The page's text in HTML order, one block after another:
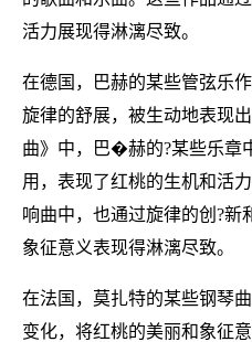
活力展现得淋漓尽致。
在德国，巴赫的某些管弦乐
旋律的舒展，被生动地表现
曲》中，巴�赫的?某些乐章
用，表现了红桃的生机和活
响曲中，也通过旋律的创?新
象征意义表现得淋漓尽致。
在法国，莫扎特的某些钢琴
变化，将红桃的美丽和象征